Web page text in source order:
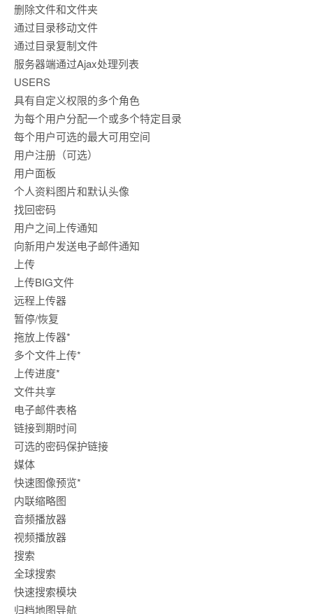
删除文件和文件夹
通过目录移动文件
通过目录复制文件
服务器端通过Ajax处理列表
USERS
具有自定义权限的多个角色
为每个用户分配一个或多个特定目录
每个用户可选的最大可用空间
用户注册（可选）
用户面板
个人资料图片和默认头像
找回密码
用户之间上传通知
向新用户发送电子邮件通知
上传
上传BIG文件
远程上传器
暂停/恢复
拖放上传器*
多个文件上传*
上传进度*
文件共享
电子邮件表格
链接到期时间
可选的密码保护链接
媒体
快速图像预览*
内联缩略图
音频播放器
视频播放器
搜索
全球搜索
快速搜索模块
归档地图导航